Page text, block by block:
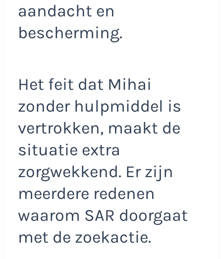
aandacht en
bescherming.
Het feit dat Mihai
zonder hulpmiddel is
vertrokken, maakt de
situatie extra
zorgwekkend. Er zijn
meerdere redenen
waarom SAR doorgaat
met de zoekactie.